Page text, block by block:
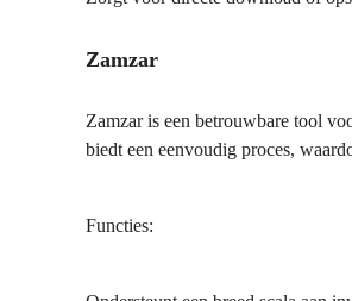
Zamzar
Zamzar is een betrouwbare tool
biedt een eenvoudig proces,
Functies: